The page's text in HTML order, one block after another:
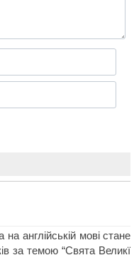
англійській мові стане
за темою “Свята Великї